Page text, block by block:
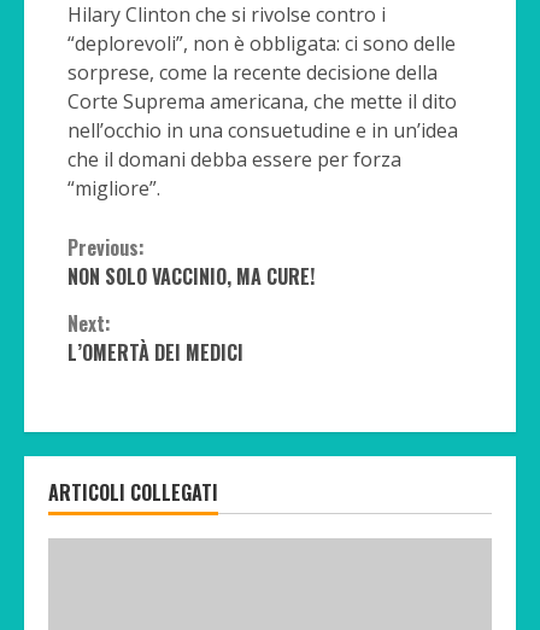
Hilary Clinton che si rivolse contro i
“deplorevoli”, non è obbligata: ci sono delle
sorprese, come la recente decisione della
Corte Suprema americana, che mette il dito
nell’occhio in una consuetudine e in un’idea
che il domani debba essere per forza
“migliore”.
Continue
Reading
Previous:
NON SOLO VACCINIO, MA CURE!
Next:
L’OMERTÀ DEI MEDICI
ARTICOLI COLLEGATI